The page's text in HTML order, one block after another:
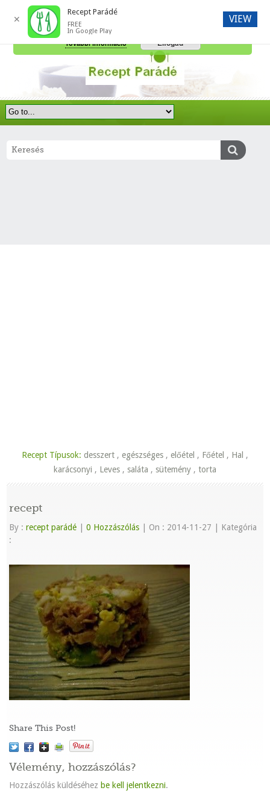
Recept Típusok: desszert , egészséges , előétel , Főétel , Hal ,
karácsonyi , Leves , saláta , sütemény , torta
recept
By :recept parádé 0 Hozzászólás On : 2014-11-27
Kategória
:
Share This Post!
Vélemény, hozzászólás?
Hozzászólás küldéséhez be kell jelentkezni.
A honlap további használatához a sütik használatát el kell fogadni.
További információ
Elfogad
✕
Recept Parádé
FREE
In Google Play
VIEW